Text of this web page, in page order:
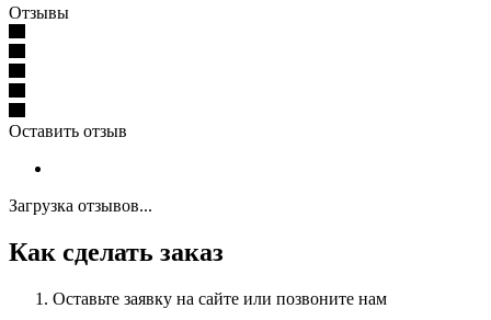
Отзывы
Оставить отзыв
Загрузка отзывов...
Как сделать заказ
Оставьте заявку на сайте или позвоните нам